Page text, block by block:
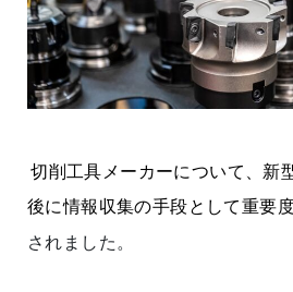
切削工具メーカーについて、新
後に情報収集の手段として重要
されました。